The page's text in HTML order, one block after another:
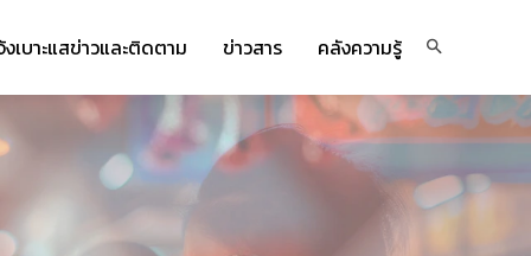
เบาะแสข่าวและติดตาม ข่าวสาร คลังความรู้